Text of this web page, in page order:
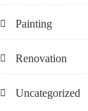
Painting
Renovation
Uncategorized